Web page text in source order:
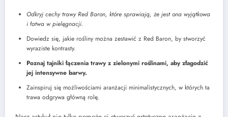
Odkryj cechy trawy Red Baron, które sprawiają, że jest ona wyjątkowa
i łatwa w pielęgnacji.
Dowiedz się, jakie rośliny można zestawić z Red Baron, by stworzyć
wyraziste kontrasty.
Poznaj tajniki łączenia trawy z zielonymi roślinami, aby złagodzić
jej intensywne barwy.
Zainspiruj się możliwościami aranżacji minimalistycznych, w których ta
trawa odgrywa główną rolę.